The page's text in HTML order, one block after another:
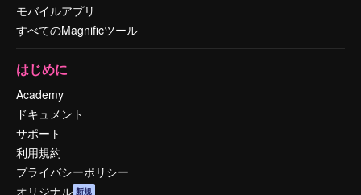
モバイルアプリ
すべてのMagnificツール
はじめに
Academy
ドキュメント
サポート
利用規約
プライバシーポリシー
オリジナル 新規